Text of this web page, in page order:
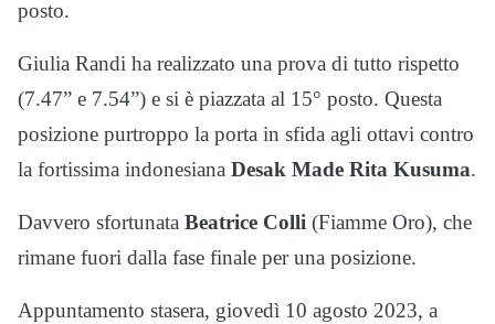
posto.
Giulia Randi ha realizzato una prova di tutto rispetto
(7.47” e 7.54”) e si è piazzata al 15° posto. Questa
posizione purtroppo la porta in sfida agli ottavi contro
la fortissima indonesiana Desak Made Rita Kusuma.
Davvero sfortunata Beatrice Colli (Fiamme Oro), che
rimane fuori dalla fase finale per una posizione.
Appuntamento stasera, giovedì 10 agosto 2023, a